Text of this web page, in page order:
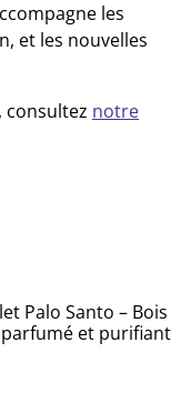
les
et les nouvelles
consultez notre
Palo Santo – Bois
et purifiant